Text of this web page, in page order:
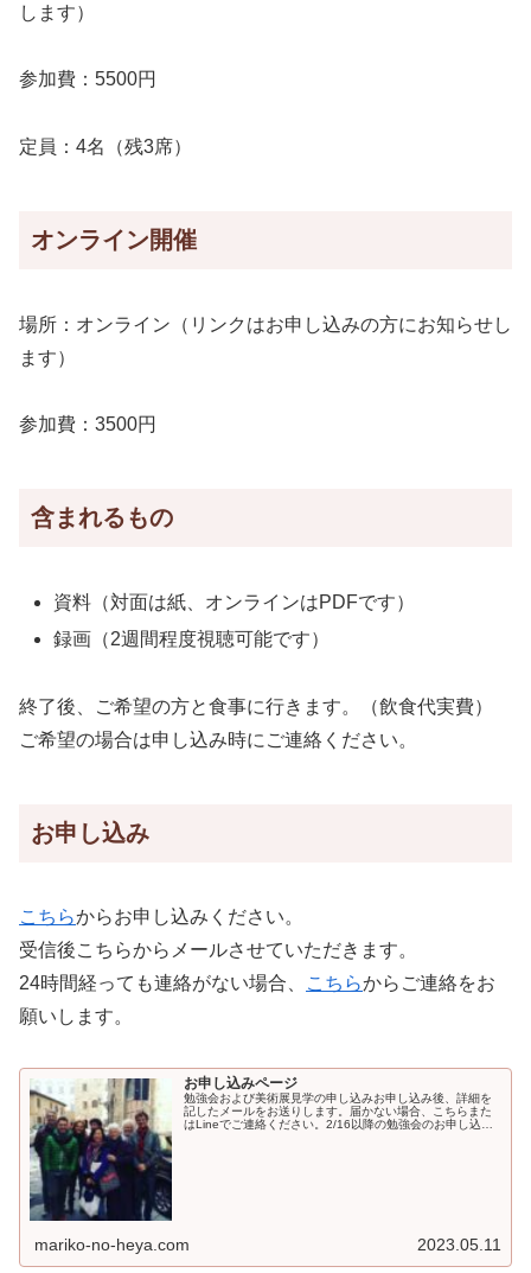
します）
参加費：5500円
定員：4名（残3席）
オンライン開催
場所：オンライン（リンクはお申し込みの方にお知らせし
ます）
参加費：3500円
含まれるもの
資料（対面は紙、オンラインはPDFです）
録画（2週間程度視聴可能です）
終了後、ご希望の方と食事に行きます。（飲食代実費）
ご希望の場合は申し込み時にご連絡ください。
お申し込み
こちらからお申し込みください。
受信後こちらからメールさせていただきます。
24時間経っても連絡がない場合、
こちらからご連絡をお
願いします。
お申し込みページ
勉強会および美術展見学の申し込みお申し込み後、詳細を
記したメールをお送りします。届かない場合、こちらまた
はLineでご連絡ください。2/16以降の勉強会のお申し込み
mariko-no-heya.com 2023.05.11